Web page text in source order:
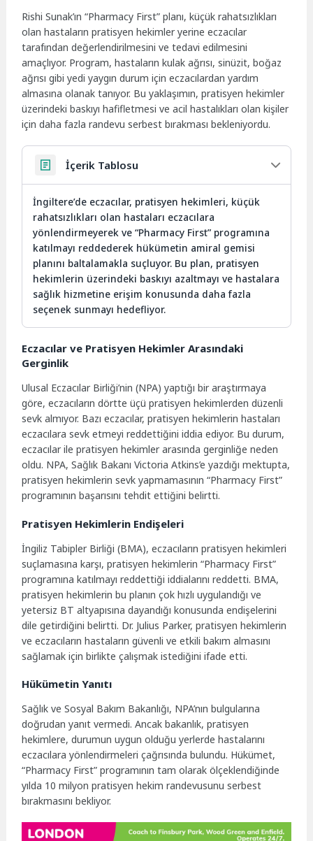
Rishi Sunak’ın “Pharmacy First” planı, küçük rahatsızlıkları
olan hastaların pratisyen hekimler yerine eczacılar
tarafından değerlendirilmesini ve tedavi edilmesini
amaçlıyor. Program, hastaların kulak ağrısı, sinüzit, boğaz
ağrısı gibi yedi yaygın durum için eczacılardan yardım
almasına olanak tanıyor. Bu yaklaşımın, pratisyen hekimler
üzerindeki baskıyı hafifletmesi ve acil hastalıkları olan kişiler
için daha fazla randevu serbest bırakması bekleniyordu.
İçerik Tablosu
İngiltere’de eczacılar, pratisyen hekimleri, küçük
rahatsızlıkları olan hastaları eczacılara
yönlendirmeyerek ve “Pharmacy First” programına
katılmayı reddederek hükümetin amiral gemisi
planını baltalamakla suçluyor. Bu plan, pratisyen
hekimlerin üzerindeki baskıyı azaltmayı ve hastalara
sağlık hizmetine erişim konusunda daha fazla
seçenek sunmayı hedefliyor.
Eczacılar ve Pratisyen Hekimler Arasındaki
Gerginlik
Ulusal Eczacılar Birliği’nin (NPA) yaptığı bir araştırmaya
göre, eczacıların dörtte üçü pratisyen hekimlerden düzenli
sevk almıyor. Bazı eczacılar, pratisyen hekimlerin hastaları
eczacılara sevk etmeyi reddettiğini iddia ediyor. Bu durum,
eczacılar ile pratisyen hekimler arasında gerginliğe neden
oldu. NPA, Sağlık Bakanı Victoria Atkins’e yazdığı mektupta,
pratisyen hekimlerin sevk yapmamasının “Pharmacy First”
programının başarısını tehdit ettiğini belirtti.
Pratisyen Hekimlerin Endişeleri
İngiliz Tabipler Birliği (BMA), eczacıların pratisyen hekimleri
suçlamasına karşı, pratisyen hekimlerin “Pharmacy First”
programına katılmayı reddettiği iddialarını reddetti. BMA,
pratisyen hekimlerin bu planın çok hızlı uygulandığı ve
yetersiz BT altyapısına dayandığı konusunda endişelerini
dile getirdiğini belirtti. Dr. Julius Parker, pratisyen hekimlerin
ve eczacıların hastaların güvenli ve etkili bakım almasını
sağlamak için birlikte çalışmak istediğini ifade etti.
Hükümetin Yanıtı
Sağlık ve Sosyal Bakım Bakanlığı, NPA’nın bulgularına
doğrudan yanıt vermedi. Ancak bakanlık, pratisyen
hekimlere, durumun uygun olduğu yerlerde hastalarını
eczacılara yönlendirmeleri çağrısında bulundu. Hükümet,
“Pharmacy First” programının tam olarak ölçeklendiğinde
yılda 10 milyon pratisyen hekim randevusunu serbest
bırakmasını bekliyor.